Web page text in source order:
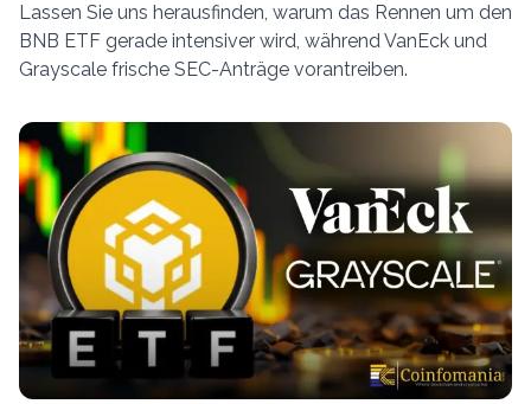
Lassen Sie uns herausfinden, warum das Rennen um den
BNB ETF gerade intensiver wird, während VanEck und
Grayscale frische SEC-Anträge vorantreiben.